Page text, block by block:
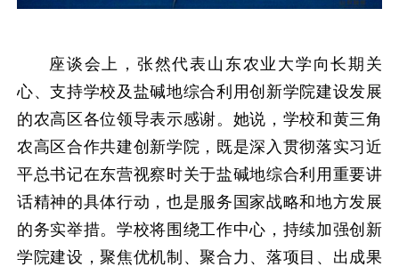
座谈会上，张然代表山东农业大学向长期关
心、支持学校及盐碱地综合利用创新学院建设发展
的农高区各位领导表示感谢。她说，学校和黄三角
农高区合作共建创新学院，既是深入贯彻落实习近
平总书记在东营视察时关于盐碱地综合利用重要讲
话精神的具体行动，也是服务国家战略和地方发展
的务实举措。学校将围绕工作中心，持续加强创新
学院建设，聚焦优机制、聚合力、落项目、出成果